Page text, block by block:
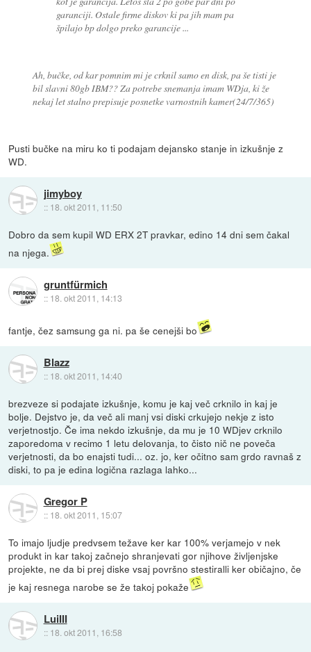
garanciji. Ostale firme diskov ki pa jih mam pa
špilajo bp dolgo preko garancije ...
Ah, bučke, od kar pomnim mi je crknil samo en disk, pa še tisti je
bil slavni 80gb IBM?? Za potrebe snemanja imam WDja, ki že
nekaj let stalno prepisuje posnetke varnostnih kamer(24/7/365)
Pusti bučke na miru ko ti podajam dejansko stanje in izkušnje z
WD.
jimyboy
:: 18. okt 2011, 11:50
Dobro da sem kupil WD ERX 2T pravkar, edino 14 dni sem čakal
na njega.
gruntfürmich
:: 18. okt 2011, 14:13
fantje, čez samsung ga ni. pa še cenejši bo
Blazz
:: 18. okt 2011, 14:40
brezveze si podajate izkušnje, komu je kaj več crknilo in kaj je
bolje. Dejstvo je, da več ali manj vsi diski crkujejo nekje z isto
verjetnostjo. Če ima nekdo izkušnje, da mu je 10 WDjev crknilo
zaporedoma v recimo 1 letu delovanja, to čisto nič ne poveča
verjetnosti, da bo enajsti tudi... oz. jo, ker očitno sam grdo ravnaš z
diski, to pa je edina logična razlaga lahko...
Gregor P
:: 18. okt 2011, 15:07
To imajo ljudje predvsem težave ker kar 100% verjamejo v nek
produkt in kar takoj začnejo shranjevati gor njihove življenjske
projekte, ne da bi prej diske vsaj površno stestiralli ker običajno, če
je kaj resnega narobe se že takoj pokaže
LuiIII
:: 18. okt 2011, 16:58